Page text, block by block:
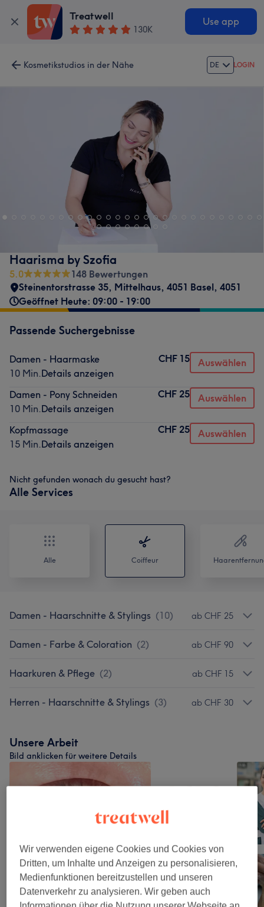
Treatwell
130K
Use app
Kosmetikstudios in der Nähe DE LOGIN
Haarisma by Szofia
5.0
148 Bewertungen
Steinentorstrasse 35, Mittelhaus, 4051 Basel, 4051
Geöffnet Heute: 09:00 - 19:00
Passende Suchergebnisse
Damen - Haarmaske
10 Min.Details anzeigen
CHF 15 Auswählen
Damen - Pony Schneiden
10 Min.Details anzeigen
CHF 25 Auswählen
Kopfmassage
15 Min.Details anzeigen
CHF 25 Auswählen
Nicht gefunden wonach du gesucht hast?
Alle Services
Alle Coiffeur
Damen - Haarschnitte & Stylings (10) ab CHF 25
Damen - Farbe & Coloration (2) ab CHF 90
Haarkuren & Pflege (2) ab CHF 15
Herren - Haarschnitte & Stylings (3) ab CHF 30
Unsere Arbeit
Bild anklicken für weitere Details
Wir verwenden eigene Cookies und Cookies von
Dritten, um Inhalte und Anzeigen zu personalisieren,
Medienfunktionen bereitzustellen und unseren
Datenverkehr zu analysieren. Wir geben auch